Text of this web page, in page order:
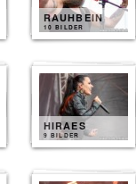
RAUHBEIN
10 BILDER
HIRAES
9 BILDER